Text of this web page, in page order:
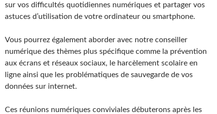
sur vos difficultés quotidiennes numériques et partager vos
astuces d’utilisation de votre ordinateur ou smartphone.
Vous pourrez également aborder avec notre conseiller
numérique des thèmes plus spécifique comme la prévention
aux écrans et réseaux sociaux, le harcèlement scolaire en
ligne ainsi que les problématiques de sauvegarde de vos
données sur internet.
Ces réunions numériques conviviales débuterons après les